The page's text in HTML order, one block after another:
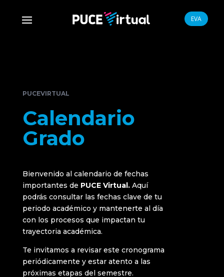
EVA
PUCEVIRTUAL
Calendario
Grado
Bienvenido al calendario de fechas
importantes de PUCE Virtual.Aquí
podrás consultar las fechas clave de tu
periodo académico y mantenerte al día
con los procesos que impactan tu
trayectoria académica.
Te invitamos a revisar este cronograma
periódicamente y estar atento a las
próximas etapas del semestre.